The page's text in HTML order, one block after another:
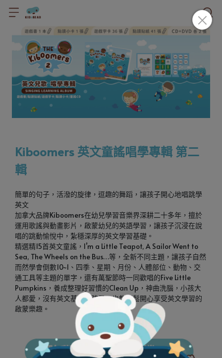
Kiboomers 英文童謠唱學專輯 第二
輯
簡單的句子，活潑的旋律，逗趣的舞蹈，讓孩子開心地唱跳學
英文
加拿大品牌Kiboomers在幼兒學習音樂界深耕二十多年，擅於
運用歌謠與動畫影片，啟蒙幼兒的英語學習，讓孩子沉浸在說
唱的跳動愉悅中，紮穩深厚的英文學習基礎。
精選精15首英文童謠，I’m a Little Teapot, A Sailor Went to
Sea, The Wheels on the Bus…等，全新不同主題，讓孩子自然
而然學會倒數10~1、四季、星期、月份、人體部位、動物、交
通工具等主題的單字，還有萬聖節時一同歡唱的Five Little
Pumpkins，養成整理好習慣的Clean Up，神曲洗腦，小孩大
人都愛，沒有英文基礎的孩子，也能輕鬆開心享受英文學習的
啟蒙樂趣。